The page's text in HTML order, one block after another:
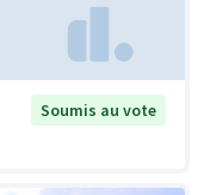
Soumis au vote